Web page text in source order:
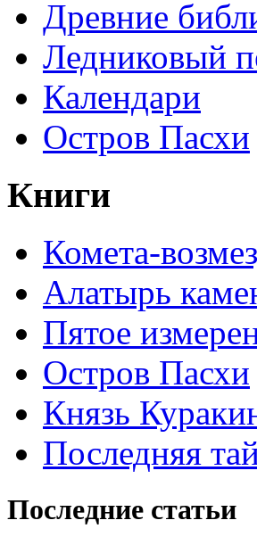
Древние
Ледниковый
Календари
Остров Пасхи
Книги
Комета-
Алатырь
Пятое
Остров Пасхи
Князь
Последняя
Последние статьи